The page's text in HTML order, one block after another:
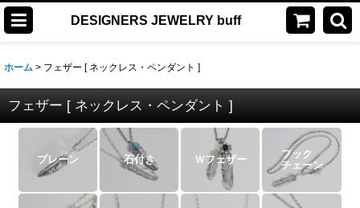
DESIGNERS JEWELRY buff
ホーム > フェザー [ ネックレス・ペンダント ]
フェザー [ ネックレス・ペンダント ]
プレーン 石付き Ｗフェザー
フック
チェーン